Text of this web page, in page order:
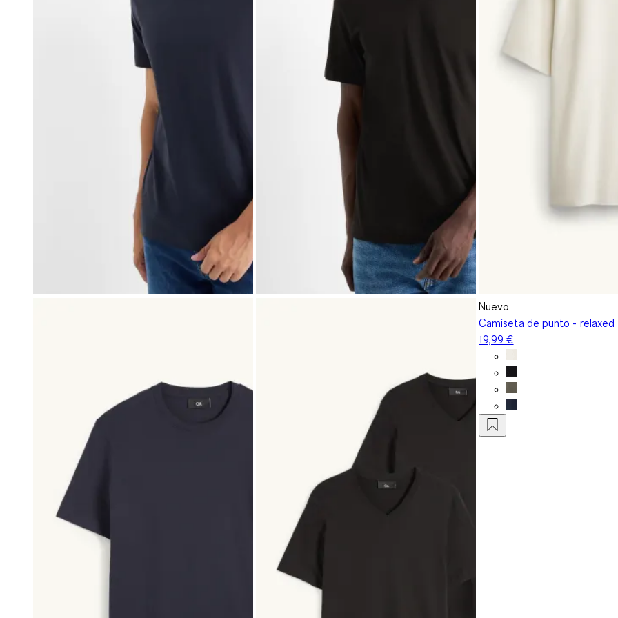
Nuevo
Camiseta de punto -
19,99 €